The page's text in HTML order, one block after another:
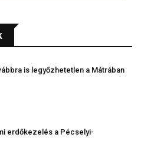
is legyőzhetetlen a Mátrában
erdőkezelés a Pécselyi-